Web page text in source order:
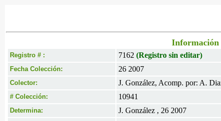
Información
Registro # : 7162 (Registro sin editar)
Fecha Colección: 26 2007
Colector: J. González, Acomp. por: A.
# Colección: 10941
Determina: J. González , 26 2007